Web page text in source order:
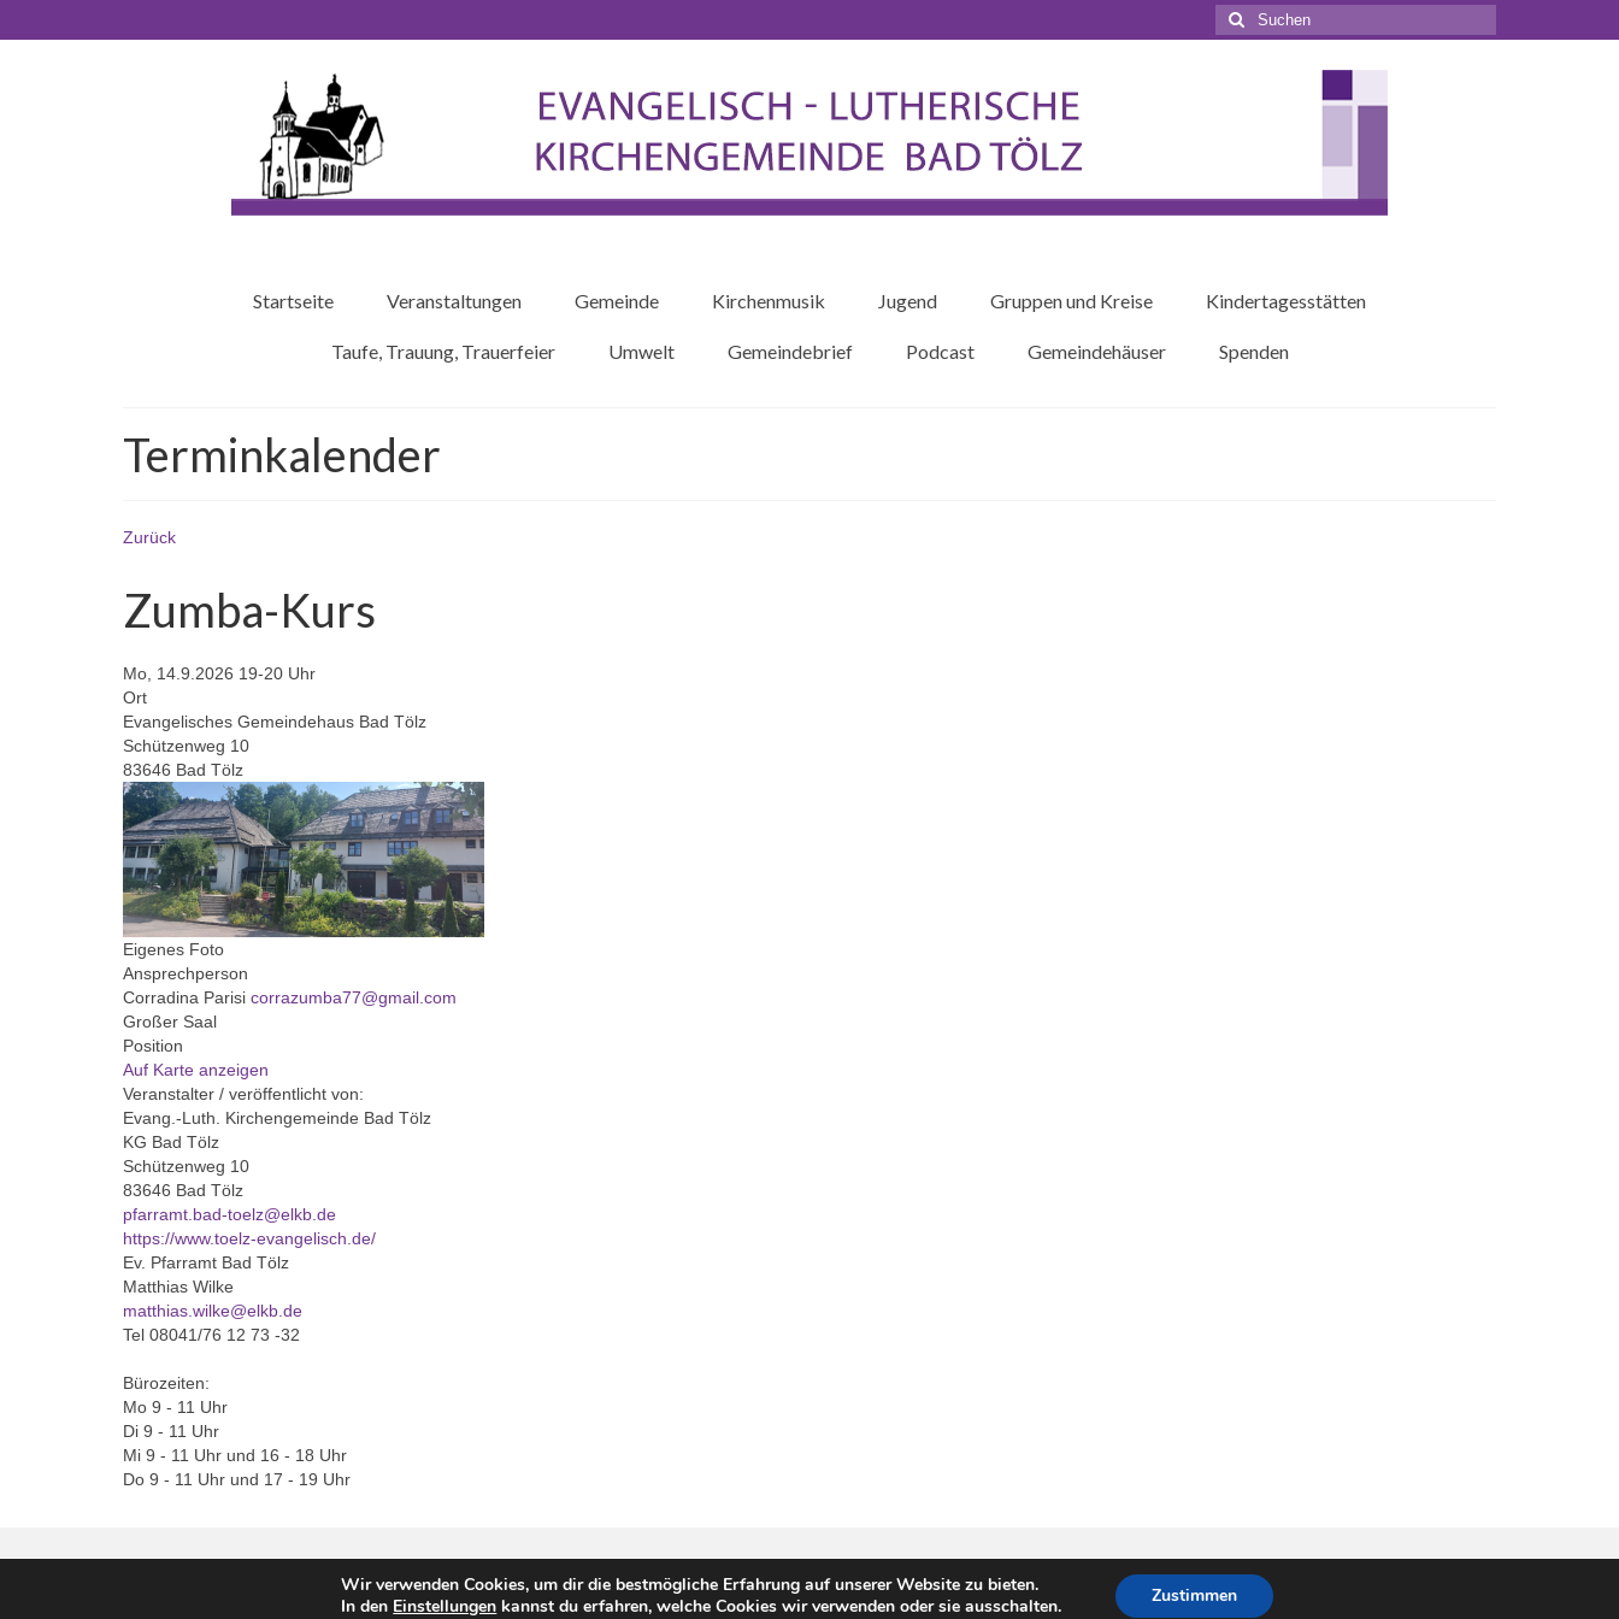
Suchen
nach:
Startseite Veranstaltungen Gemeinde Kirchenmusik Jugend Gruppen und Kreise Kindertagesstätten
Taufe, Trauung, Trauerfeier Umwelt Gemeindebrief Podcast Gemeindehäuser Spenden
Terminkalender
Zurück
Zumba-Kurs
Mo, 14.9.2026 19-20 Uhr
Ort
Evangelisches Gemeindehaus Bad Tölz
Schützenweg 10
83646 Bad Tölz
Eigenes Foto
Ansprechperson
Corradina Parisi corrazumba77@gmail.com
Großer Saal
Position
Auf Karte anzeigen
Veranstalter / veröffentlicht von:
Evang.-Luth. Kirchengemeinde Bad Tölz
KG Bad Tölz
Schützenweg 10
83646 Bad Tölz
pfarramt.bad-toelz@elkb.de
https://www.toelz-evangelisch.de/
Ev. Pfarramt Bad Tölz
Matthias Wilke
matthias.wilke@elkb.de
Tel 08041/76 12 73 -32
Bürozeiten:
Mo 9 - 11 Uhr
Di 9 - 11 Uhr
Mi 9 - 11 Uhr und 16 - 18 Uhr
Do 9 - 11 Uhr und 17 - 19 Uhr
Impressum
© 2026 Evang. Luth. Kirchengemeinde Bad TölzWir verwenden Cookies, um dir die bestmögliche Erfahrung auf unserer Website zu bieten.
In den Einstellungen kannst du erfahren, welche Cookies wir verwenden oder sie ausschalten. Zustimmen